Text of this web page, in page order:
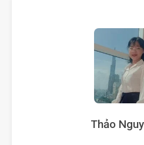
Thảo